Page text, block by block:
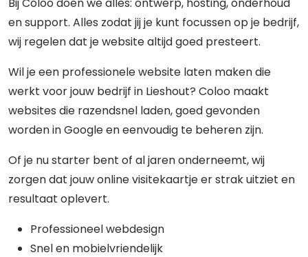
en support. Alles zodat jij je kunt focussen op je bedrijf,
wij regelen dat je website altijd goed presteert.
Wil je een professionele website laten maken die
werkt voor jouw bedrijf in Lieshout? Coloo maakt
websites die razendsnel laden, goed gevonden
worden in Google en eenvoudig te beheren zijn.
Of je nu starter bent of al jaren onderneemt, wij
zorgen dat jouw online visitekaartje er strak uitziet en
resultaat oplevert.
Professioneel webdesign
Snel en mobielvriendelijk